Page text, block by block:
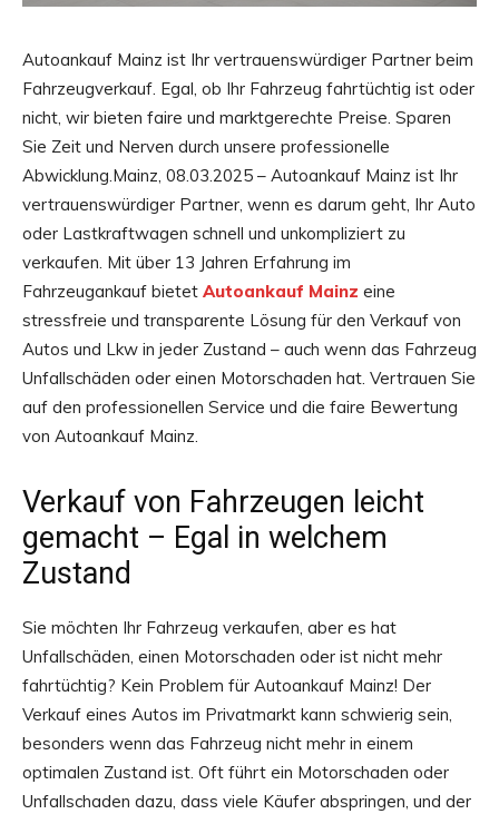
Autoankauf Mainz ist Ihr vertrauenswürdiger Partner beim
Fahrzeugverkauf. Egal, ob Ihr Fahrzeug fahrtüchtig ist oder
nicht, wir bieten faire und marktgerechte Preise. Sparen
Sie Zeit und Nerven durch unsere professionelle
Abwicklung.Mainz, 08.03.2025 – Autoankauf Mainz ist Ihr
vertrauenswürdiger Partner, wenn es darum geht, Ihr Auto
oder Lastkraftwagen schnell und unkompliziert zu
verkaufen. Mit über 13 Jahren Erfahrung im
Fahrzeugankauf bietet Autoankauf Mainz eine
stressfreie und transparente Lösung für den Verkauf von
Autos und Lkw in jeder Zustand – auch wenn das Fahrzeug
Unfallschäden oder einen Motorschaden hat. Vertrauen Sie
auf den professionellen Service und die faire Bewertung
von Autoankauf Mainz.
Verkauf von Fahrzeugen leicht
gemacht – Egal in welchem
Zustand
Sie möchten Ihr Fahrzeug verkaufen, aber es hat
Unfallschäden, einen Motorschaden oder ist nicht mehr
fahrtüchtig? Kein Problem für Autoankauf Mainz! Der
Verkauf eines Autos im Privatmarkt kann schwierig sein,
besonders wenn das Fahrzeug nicht mehr in einem
optimalen Zustand ist. Oft führt ein Motorschaden oder
Unfallschaden dazu, dass viele Käufer abspringen, und der